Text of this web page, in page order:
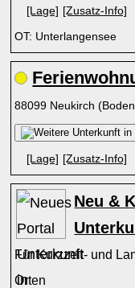
[Lage] [Zusatz-Info]
OT: Unterlangensee
88099 Neukirch
[Lage] [Zusatz-Info]
Neu &
Für Kurzzeit- und
Orten